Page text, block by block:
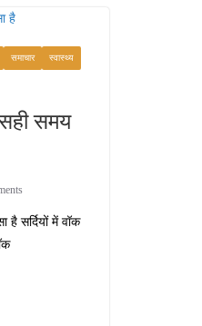
गाइड:
और
का अनूठा संगम
2026
शॉर्टकट्स
को
समाचार स्वास्थ्य
समय
है सर्दियों में वॉक